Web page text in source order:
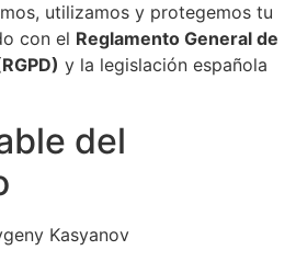
utilizamos y protegemos tu
con el Reglamento General de
y la legislación española
del
Kasyanov